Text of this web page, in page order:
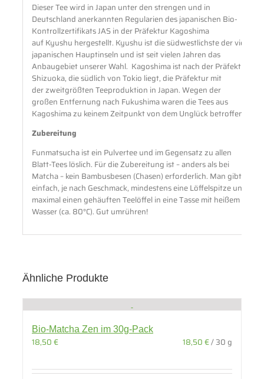
Dieser Tee wird in Japan unter den strengen und in
Deutschland anerkannten Regularien des japanischen Bio-
Kontrollzertifikats JAS in der Präfektur Kagoshima
auf Kyushu hergestellt. Kyushu ist die südwestlichste der vier
japanischen Hauptinseln und ist seit vielen Jahren das
Anbaugebiet unserer Wahl. Kagoshima ist nach der Präfektur
Shizuoka, die südlich von Tokio liegt, die Präfektur mit
der zweitgrößten Teeproduktion in Japan. Wegen der
großen Entfernung nach Fukushima waren die Tees aus
Kagoshima zu keinem Zeitpunkt von dem Unglück betroffen.
Zubereitung
Funmatsucha ist ein Pulvertee und im Gegensatz zu allen
Blatt-Tees löslich. Für die Zubereitung ist – anders als bei
Matcha – kein Bambusbesen (Chasen) erforderlich. Man gibt
einfach, je nach Geschmack, mindestens eine Löffelspitze und
maximal einen gehäuften Teelöffel in eine Tasse mit heißem
Wasser (ca. 80°C). Gut umrühren!
Ähnliche Produkte
Bio-Matcha Zen im 30g-Pack
18,50€ 18,50€/30 g